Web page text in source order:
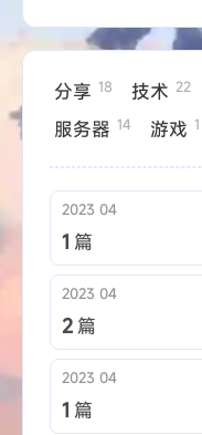
分享 18 技术 22
服务器 14 游戏 1
2023 04
1 篇
2023 04
2 篇
2023 04
1 篇